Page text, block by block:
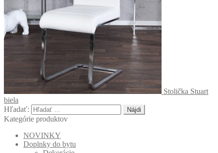
Stolička Stuart
biela
Hľadať:
Kategórie produktov
NOVINKY
Doplnky do bytu